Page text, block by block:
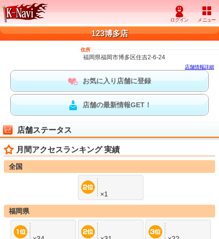
123博多店
住所
福岡県福岡市博多区住吉2-6-24
店舗情報詳細
お気に入り店舗に登録
店舗の最新情報GET！
店舗ステータス
月間アクセスランキング 実績
全国
×1
福岡県